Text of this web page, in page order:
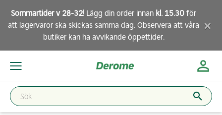
Sommartider v 28-32! Lägg din order innan kl. 15.30 för
att lagervaror ska skickas samma dag. Observera att våra
butikerkan ha avvikande öppettider. ×